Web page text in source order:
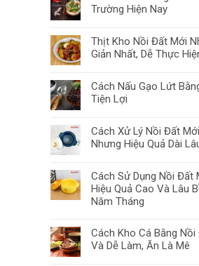
Trường Hiện Nay
Thịt Kho Nồi Đất Mới
Giản Nhất, Dễ Thực
Cách Nấu Gạo Lứt
Tiện Lợi
Cách Xử Lý Nồi Đất
Nhưng Hiệu Quả Dài
Cách Sử Dụng Nồi Đất
Hiệu Quả Cao Và Lâu
Năm Tháng
Cách Kho Cá Bằng
Và Dễ Làm, Ăn Là Mê